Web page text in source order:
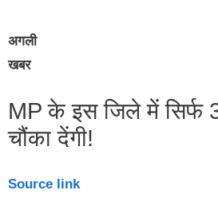
अगली
खबर
MP के इस जिले में सिर्फ 3
चौंका देंगी!
Source link